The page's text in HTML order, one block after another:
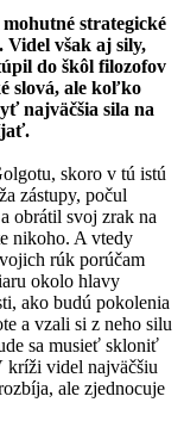
strategické
Videl však aj sily,
do škôl filozofov
slová, ale koľko
najväčšia sila na
skoro v tú istú
zástupy, počul
obrátil svoj zrak na
nikoho. A vtedy
rúk porúčam
okolo hlavy
ako budú pokolenia
a vzali si z neho silu
sa musieť skloniť
kríži videl najväčšiu
ale zjednocuje